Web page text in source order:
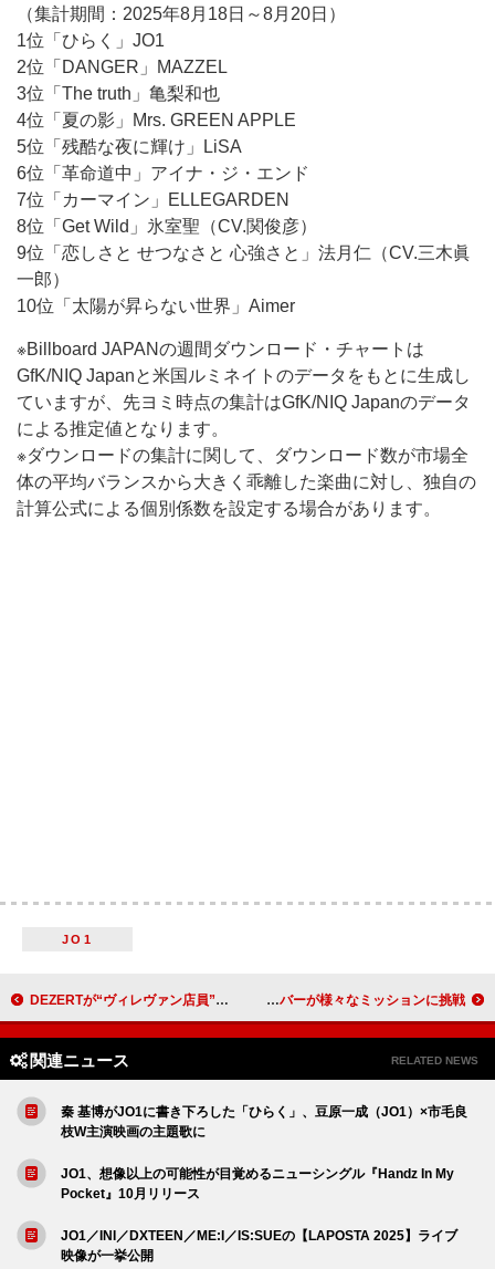
（集計期間：2025年8月18日～8月20日）
1位「ひらく」JO1
2位「DANGER」MAZZEL
3位「The truth」亀梨和也
4位「夏の影」Mrs. GREEN APPLE
5位「残酷な夜に輝け」LiSA
6位「革命道中」アイナ・ジ・エンド
7位「カーマイン」ELLEGARDEN
8位「Get Wild」氷室聖（CV.関俊彦）
9位「恋しさと せつなさと 心強さと」法月仁（CV.三木眞
一郎）
10位「太陽が昇らない世界」Aimer
※Billboard JAPANの週間ダウンロード・チャートは
GfK/NIQ Japanと米国ルミネイトのデータをもとに生成し
ていますが、先ヨミ時点の集計はGfK/NIQ Japanのデータ
による推定値となります。
※ダウンロードの集計に関して、ダウンロード数が市場全
体の平均バランスから大きく乖離した楽曲に対し、独自の
計算公式による個別係数を設定する場合があります。
JO1
DEZERTが“ヴィレヴァン店員”だったら、エプロン姿の撮り下ろし写真によるコラボグッズ登場 新冠番組『DXTEEN ガムシャRush！』、Leminoで配信決定 メンバーが様々なミッションに挑戦
関連ニュース RELATED NEWS
秦 基博がJO1に書き下ろした「ひらく」、豆原一成（JO1）×市毛良
枝W主演映画の主題歌に
JO1、想像以上の可能性が目覚めるニューシングル『Handz In My
Pocket』10月リリース
JO1／INI／DXTEEN／ME:I／IS:SUEの【LAPOSTA 2025】ライブ
映像が一挙公開